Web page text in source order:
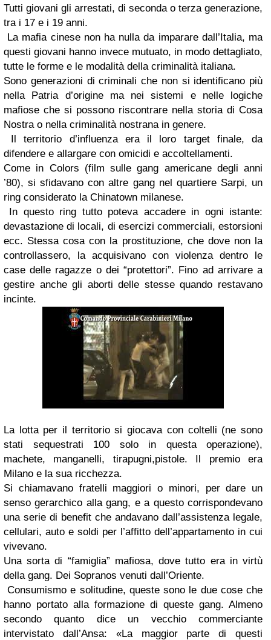
Tutti giovani gli arrestati, di seconda o terza generazione,
tra i 17 e i 19 anni.
La mafia cinese non ha nulla da imparare dall’Italia, ma
questi giovani hanno invece mutuato, in modo dettagliato,
tutte le forme e le modalità della criminalità italiana.
Sono generazioni di criminali che non si identificano più
nella Patria d’origine ma nei sistemi e nelle logiche
mafiose che si possono riscontrare nella storia di Cosa
Nostra o nella criminalità nostrana in genere.
Il territorio d’influenza era il loro target finale, da
difendere e allargare con omicidi e accoltellamenti.
Come in Colors (film sulle gang americane degli anni
’80), si sfidavano con altre gang nel quartiere Sarpi, un
ring considerato la Chinatown milanese.
In questo ring tutto poteva accadere in ogni istante:
devastazione di locali, di esercizi commerciali, estorsioni
ecc. Stessa cosa con la prostituzione, che dove non la
controllassero, la acquisivano con violenza dentro le
case delle ragazze o dei “protettori”. Fino ad arrivare a
gestire anche gli aborti delle stesse quando restavano
incinte.
La lotta per il territorio si giocava con coltelli (ne sono
stati sequestrati 100 solo in questa operazione),
machete, manganelli, tirapugni,pistole. Il premio era
Milano e la sua ricchezza.
Si chiamavano fratelli maggiori o minori, per dare un
senso gerarchico alla gang, e a questo corrispondevano
una serie di benefit che andavano dall’assistenza legale,
cellulari, auto e soldi per l’affitto dell’appartamento in cui
vivevano.
Una sorta di “famiglia” mafiosa, dove tutto era in virtù
della gang. Dei Sopranos venuti dall’Oriente.
Consumismo e solitudine, queste sono le due cose che
hanno portato alla formazione di queste gang. Almeno
secondo quanto dice un vecchio commerciante
intervistato dall’Ansa: «La maggior parte di questi